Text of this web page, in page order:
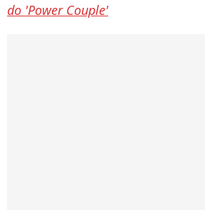
do 'Power Couple'